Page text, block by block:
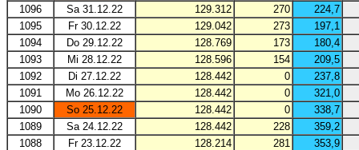
1096
Sa 31.12.22 129.312 270
224,7
1095
Fr 30.12.22 129.042 273
197,1
1094
Do 29.12.22 128.769 173
180,4
1093
Mi 28.12.22 128.596 154
209,5
1092
Di 27.12.22 128.442 0
237,8
1091
Mo 26.12.22 128.442 0
321,0
1090
So 25.12.22 128.442 0
338,7
1089
Sa 24.12.22 128.442 228
359,2
1088
Fr 23.12.22 128.214 281
353,9